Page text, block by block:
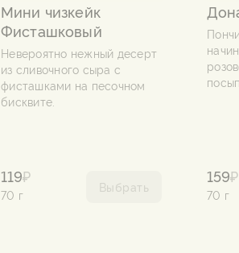
Мини чизкейк
Фисташковый
Невероятно нежный десерт
из сливочного сыра с
фисташками на песочном
бисквите.
119₽
70 г
Выбрать
159₽
70 г